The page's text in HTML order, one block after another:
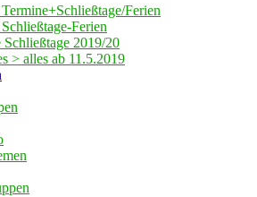
Ferien
Ferien
Schließtage 2019/20
> alles ab 11.5.2019